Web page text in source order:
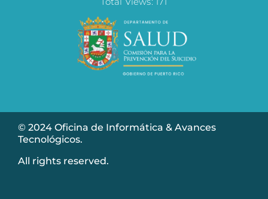
© 2024 Oficina de Informática & Avances
Tecnológicos.
All rights reserved.